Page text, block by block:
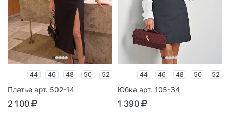
44 46 48 50 52
Платье арт. 502-14
2 100
44 46 48 50 52
Юбка арт. 105-34
1 390